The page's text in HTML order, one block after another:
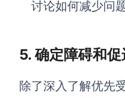
讨论如何减少问
5. 确定障碍和
除了深入了解优先